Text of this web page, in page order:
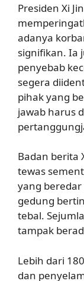
Presiden Xi
adanya
signifikan. Ia
penyebab
segera
pihak yang
jawab harus
Badan berita
tewas
yang
gedung
tebal.
tampak
Lebih dari
dan